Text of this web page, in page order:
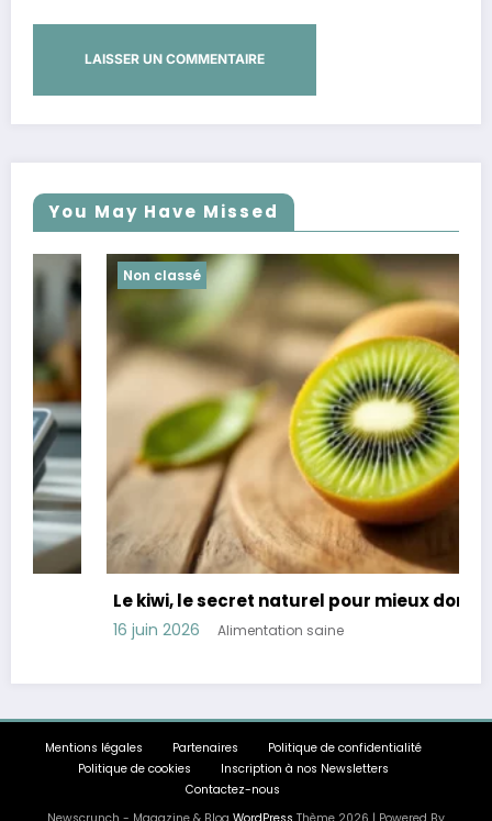
You May Have Missed
Non classé
Le kiwi, le secret naturel pour mieux dormir
16 juin 2026 Alimentation saine
Mentions légales Partenaires
Politique de confidentialité
Politique de cookies
Inscription à nos Newsletters
Contactez-nous